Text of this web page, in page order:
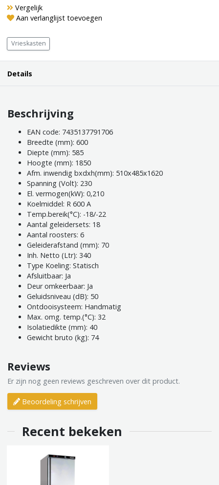
Vergelijk
Aan verlanglijst toevoegen
Vrieskasten
Details
Beschrijving
EAN code: 7435137791706
Breedte (mm): 600
Diepte (mm): 585
Hoogte (mm): 1850
Afm. inwendig bxdxh(mm): 510x485x1620
Spanning (Volt): 230
El. vermogen(kW): 0,210
Koelmiddel: R 600 A
Temp.bereik(°C): -18/-22
Aantal geleidersets: 18
Aantal roosters: 6
Geleiderafstand (mm): 70
Inh. Netto (Ltr): 340
Type Koeling: Statisch
Afsluitbaar: Ja
Deur omkeerbaar: Ja
Geluidsniveau (dB): 50
Ontdooisysteem: Handmatig
Max. omg. temp.(°C): 32
Isolatiedikte (mm): 40
Gewicht bruto (kg): 74
Reviews
Er zijn nog geen reviews geschreven over dit product.
Beoordeling schrijven
Recent bekeken